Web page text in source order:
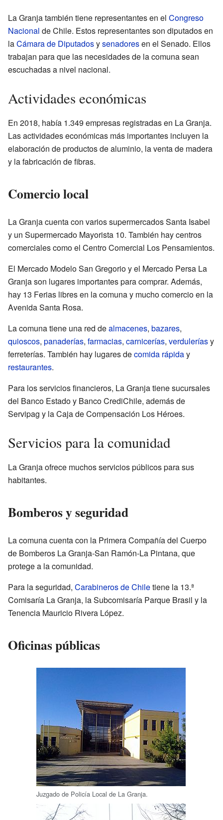
La Granja también tiene representantes en el Congreso
Nacional de Chile. Estos representantes son diputados en
laCámara de Diputadosysenadoresen el Senado. Ellos
trabajan para que las necesidades de la comuna sean
escuchadas a nivel nacional.
Actividades económicas
En 2018, había 1.349 empresas registradas en La Granja.
Las actividades económicas más importantes incluyen la
elaboración de productos de aluminio, la venta de madera
y la fabricación de fibras.
Comercio local
La Granja cuenta con varios supermercados Santa Isabel
y un Supermercado Mayorista 10. También hay centros
comerciales como el Centro Comercial Los Pensamientos.
El Mercado Modelo San Gregorio y el Mercado Persa La
Granja son lugares importantes para comprar. Además,
hay 13 Ferias libres en la comuna y mucho comercio en la
Avenida Santa Rosa.
La comuna tiene una red dealmacenes, bazares,
quioscos, panaderías, farmacias, carnicerías, verduleríasy
ferreterías. También hay lugares decomida rápiday
restaurantes.
Para los servicios financieros, La Granja tiene sucursales
del Banco Estado y Banco CrediChile, además de
Servipag y la Caja de Compensación Los Héroes.
Servicios para la comunidad
La Granja ofrece muchos servicios públicos para sus
habitantes.
Bomberos y seguridad
La comuna cuenta con la Primera Compañía del Cuerpo
de Bomberos La Granja-San Ramón-La Pintana, que
protege a la comunidad.
Para la seguridad, Carabineros de Chiletiene la 13.ª
Comisaría La Granja, la Subcomisaría Parque Brasil y la
Tenencia Mauricio Rivera López.
Oficinas públicas
Juzgado de Policía Local de La Granja.